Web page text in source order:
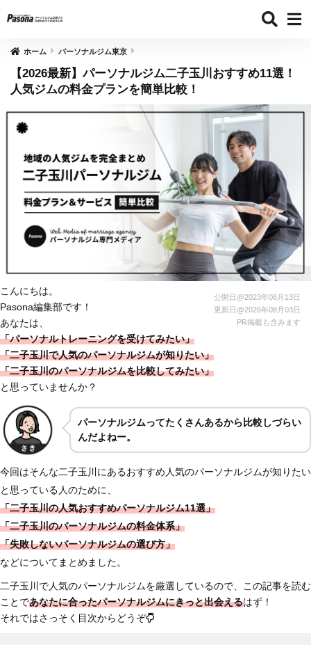
ホーム パーソナルジム東京
【2026最新】パーソナルジム二子玉川おすすめ11選！
人気ジムの料金プランを簡単比較！
公開日@2023年06月13日
更新日@2026年08月03日
PR掲載も含みます
こんにちは。
Pasona編集部です！
あなたは、
「パーソナルトレーニングを受けてみたい」
「二子玉川で人気のパーソナルジムが知りたい」
「二子玉川のパーソナルジムを比較してみたい」
と思っていませんか？
パーソナルジムってたくさんあるから比較しづらい
んだよねー。
今回はそんな二子玉川にあるおすすめ人気のパーソナルジムが知りたい
と思っている人のために、
「二子玉川の人気おすすめパーソナルジム11選」
「二子玉川のパーソナルジムの料金体系」
「失敗しないパーソナルジムの選び方」
などについてまとめました。
二子玉川で人気のパーソナルジムを厳選しているので、この記事を読む
ことであなたに合ったパーソナルジムにきっと出会えるはず！
それではさっそく目次からどうぞ